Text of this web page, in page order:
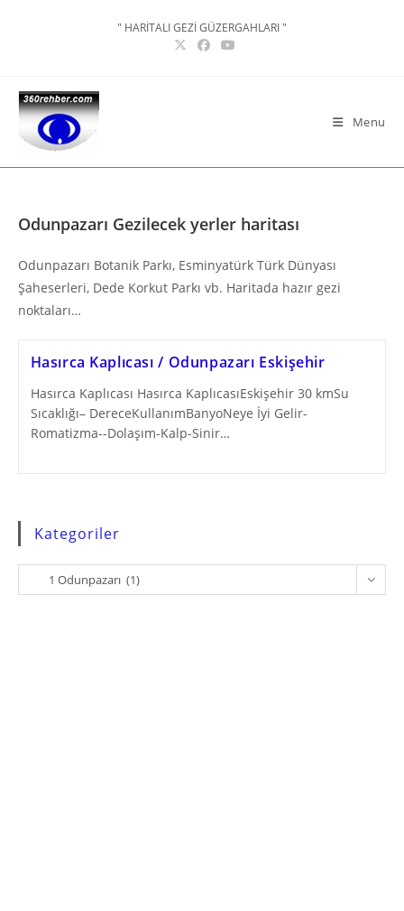
" HARİTALI GEZİ GÜZERGAHLARI "
Menu
Odunpazarı Gezilecek yerler haritası
Odunpazarı Botanik Parkı, Esminyatürk Türk Dünyası
Şaheserleri, Dede Korkut Parkı vb. Haritada hazır gezi
noktaları…
Hasırca Kaplıcası / Odunpazarı Eskişehir
Hasırca Kaplıcası Hasırca KaplıcasıEskişehir 30 kmSu
Sıcaklığı– DereceKullanımBanyoNeye İyi Gelir-
Romatizma--Dolaşım-Kalp-Sinir…
Kategoriler
Kategoriler
1 Odunpazarı (1)